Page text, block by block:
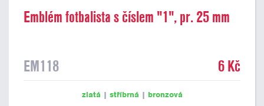
Emblém fotbalista s číslem "1", pr. 25 mm
EM118 6 Kč
zlatá | stříbrná | bronzová